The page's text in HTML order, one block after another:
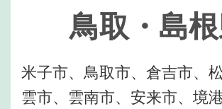
鳥取・島
米子市、鳥取市、倉吉市、
雲市、雲南市、安来市、境